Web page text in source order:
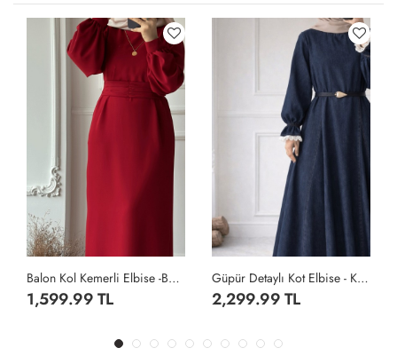
Güpür Detaylı Kot Elbise - Koyu Lacivert
2,299.99 TL
Alin Elbise - Siyah
959.99 TL